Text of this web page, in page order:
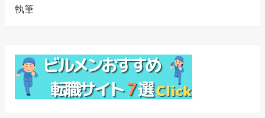
執筆